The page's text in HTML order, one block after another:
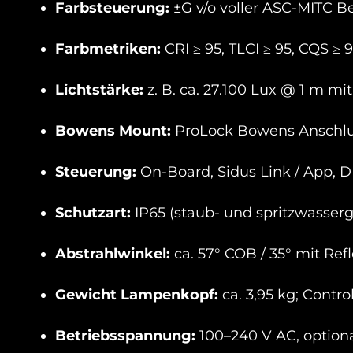
Farbsteuerung: ±G v/o voller ASC-MITC
Farbmetriken: CRI ≥ 95, TLCI ≥ 95, CQS ≥
Lichtstärke: z. B. ca. 27.100 Lux @ 1 m
Bowens Mount: ProLock Bowens
Steuerung: On-Board, Sidus Link / App,
Schutzart: IP65 (staub- und
Abstrahlwinkel: ca. 57° COB / 35° mit
Gewicht Lampenkopf: ca. 3,95 kg;
Betriebsspannung: 100–240 V AC,